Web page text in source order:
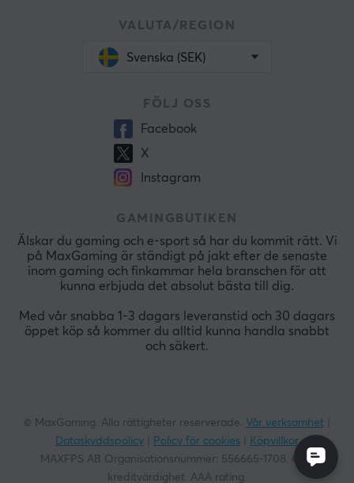
VALUTA/REGION
Svenska (SEK)
FÖLJ OSS
Facebook
X
Instagram
GAMINGBUTIKEN
Älskar du gaming och e-sport så har du kommit rätt. Vi
på MaxGaming är ständigt på jakt efter de senaste
inom gaming och finkammar hela branschen för att
kunna erbjuda det absolut bästa till dig.
Med vår snabba 1-3 dagars leveranstid och 30 dagars
öppet köp så kommer du alltid kunna handla snabbt
och säkert.
© MaxGaming. Alla rättigheter reserverade. Vår verksamhet
Dataskyddspolicy
Policy för cookies
Köpvillkor
MAXFPS AB Organisationsnummer: 556665-1708. God
kreditvärdighet. AAA rating.